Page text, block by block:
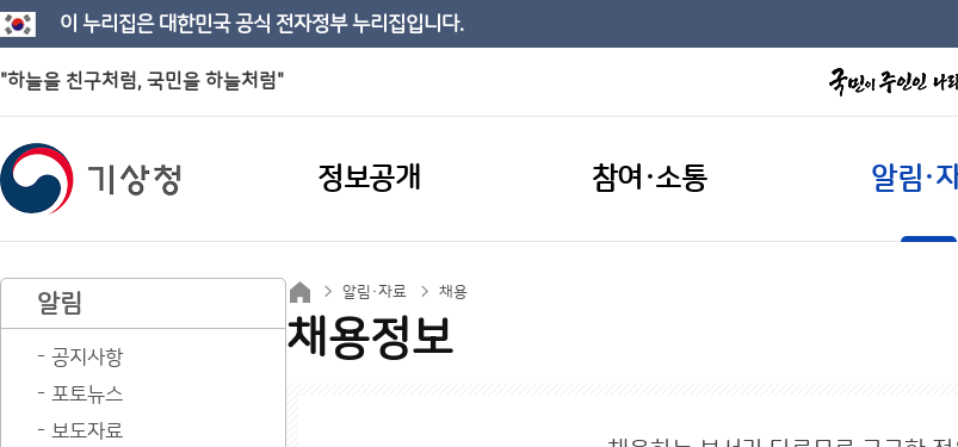
이 누리집은 대한민국 공식 전자정부 누리집입니다.
"하늘을 친구처럼, 국민을 하늘처럼"
정보공개 참여·소통 알림·
알림
공지사항
포토뉴스
보도자료
알림·자료 채용
채용정보